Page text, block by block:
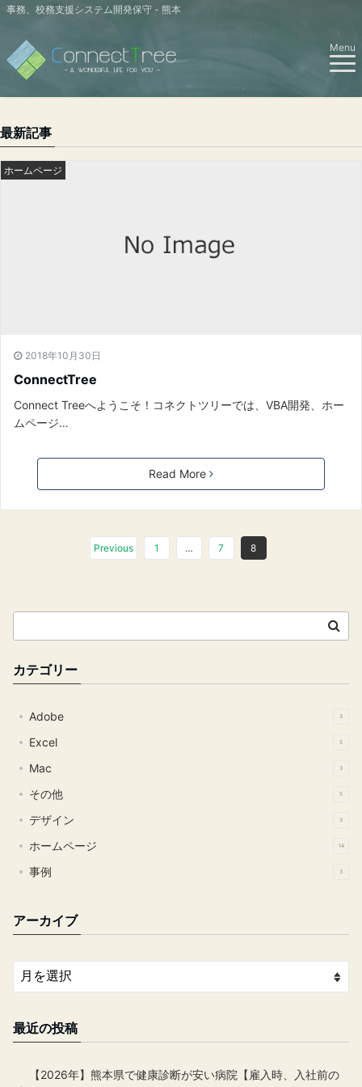
事務、校務支援システム開発保守 - 熊本
Menu
最新記事
ホームページ
2018年10月30日
ConnectTree
Connect Treeへようこそ！コネクトツリーでは、VBA開発、ホー
ムページ…
Read More
Previous 1 … 7 8
カテゴリー
Adobe 3
Excel 5
Mac 3
その他 5
デザイン 3
ホームページ 14
事例 3
アーカイブ
最近の投稿
【2026年】熊本県で健康診断が安い病院【雇入時、入社前の